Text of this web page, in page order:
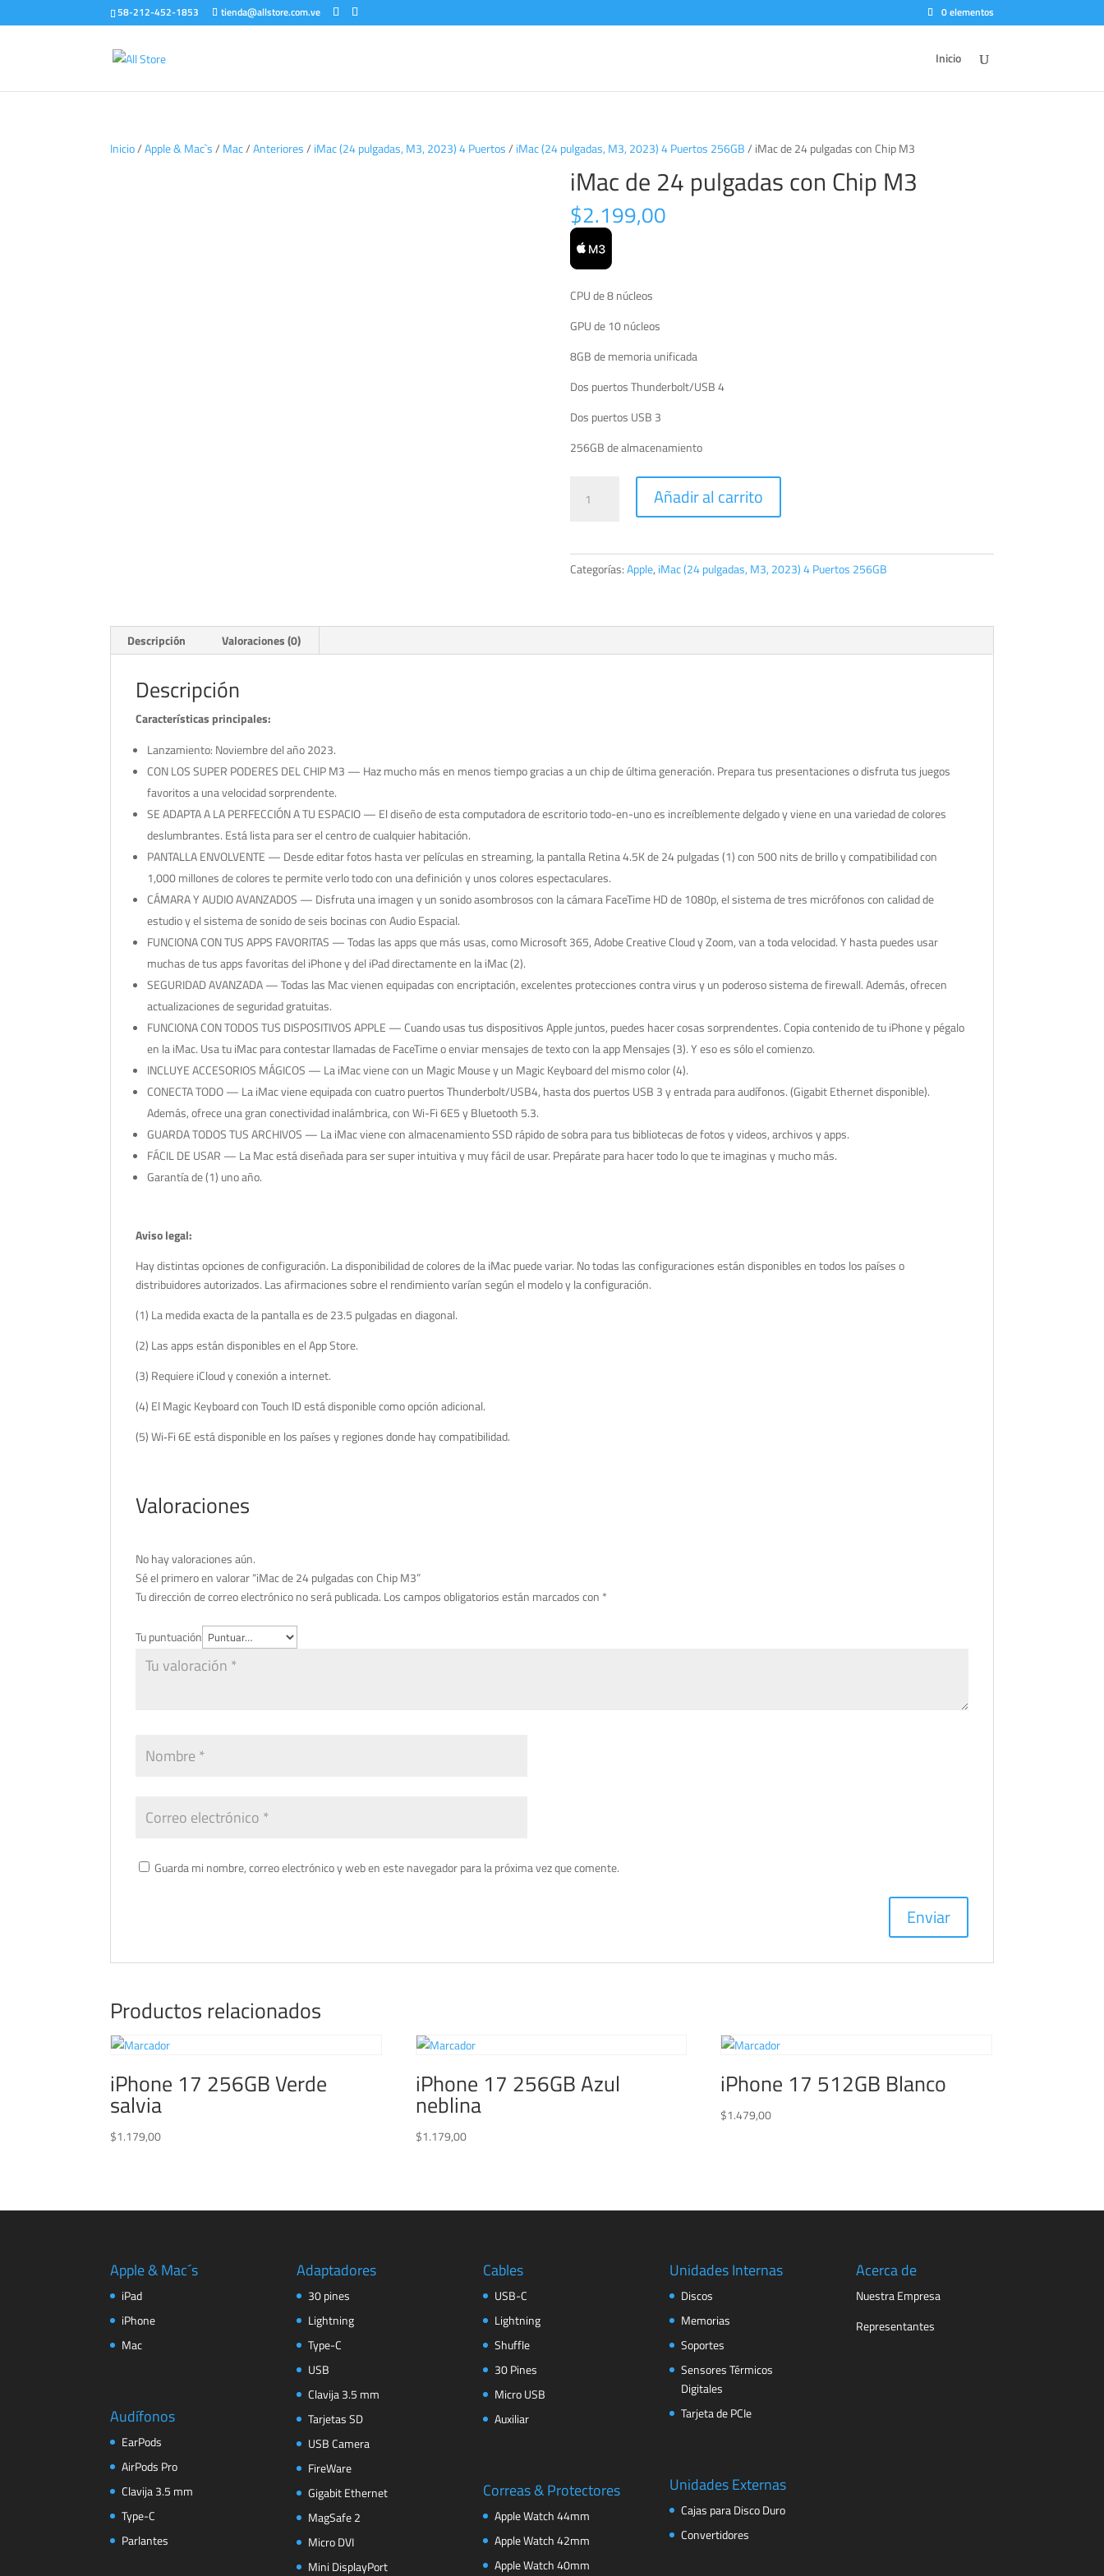
58-212-452-1853 tienda@allstore.com.ve 0 elementos
Inicio
Inicio/Apple & Mac`s/ Mac/Anteriores/ iMac (24 pulgadas, M3, 2023) 4 Puertos/ iMac (24 pulgadas, M3, 2023) 4 Puertos 256GB/ iMac de 24 pulgadas con Chip M3
iMac de 24 pulgadas con Chip M3
$2.199,00
CPU de 8 núcleos
GPU de 10 núcleos
8GB de memoria unificada
Dos puertos Thunderbolt/USB 4
Dos puertos USB 3
256GB de almacenamiento
Añadir al carrito
Categorías:Apple, iMac (24 pulgadas, M3, 2023) 4 Puertos 256GB
Descripción Valoraciones (0)
Descripción
Características principales:
Lanzamiento: Noviembre del año 2023.
CON LOS SUPER PODERES DEL CHIP M3 — Haz mucho más en menos tiempo gracias a un chip de última generación. Prepara tus presentaciones o disfruta tus juegos
favoritos a una velocidad sorprendente.
SE ADAPTA A LA PERFECCIÓN A TU ESPACIO — El diseño de esta computadora de escritorio todo-en-uno es increíblemente delgado y viene en una variedad de colores
deslumbrantes. Está lista para ser el centro de cualquier habitación.
PANTALLA ENVOLVENTE — Desde editar fotos hasta ver películas en streaming, la pantalla Retina 4.5K de 24 pulgadas (1) con 500 nits de brillo y compatibilidad con
1,000 millones de colores te permite verlo todo con una definición y unos colores espectaculares.
CÁMARA Y AUDIO AVANZADOS — Disfruta una imagen y un sonido asombrosos con la cámara FaceTime HD de 1080p, el sistema de tres micrófonos con calidad de
estudio y el sistema de sonido de seis bocinas con Audio Espacial.
FUNCIONA CON TUS APPS FAVORITAS — Todas las apps que más usas, como Microsoft 365, Adobe Creative Cloud y Zoom, van a toda velocidad. Y hasta puedes usar
muchas de tus apps favoritas del iPhone y del iPad directamente en la iMac (2).
SEGURIDAD AVANZADA — Todas las Mac vienen equipadas con encriptación, excelentes protecciones contra virus y un poderoso sistema de firewall. Además, ofrecen
actualizaciones de seguridad gratuitas.
FUNCIONA CON TODOS TUS DISPOSITIVOS APPLE — Cuando usas tus dispositivos Apple juntos, puedes hacer cosas sorprendentes. Copia contenido de tu iPhone y pégalo
en la iMac. Usa tu iMac para contestar llamadas de FaceTime o enviar mensajes de texto con la app Mensajes (3). Y eso es sólo el comienzo.
INCLUYE ACCESORIOS MÁGICOS — La iMac viene con un Magic Mouse y un Magic Keyboard del mismo color (4).
CONECTA TODO — La iMac viene equipada con cuatro puertos Thunderbolt/USB4, hasta dos puertos USB 3 y entrada para audífonos. (Gigabit Ethernet disponible).
Además, ofrece una gran conectividad inalámbrica, con Wi-Fi 6E5 y Bluetooth 5.3.
GUARDA TODOS TUS ARCHIVOS — La iMac viene con almacenamiento SSD rápido de sobra para tus bibliotecas de fotos y videos, archivos y apps.
FÁCIL DE USAR — La Mac está diseñada para ser super intuitiva y muy fácil de usar. Prepárate para hacer todo lo que te imaginas y mucho más.
Garantía de (1) uno año.
Aviso legal:
Hay distintas opciones de configuración. La disponibilidad de colores de la iMac puede variar. No todas las configuraciones están disponibles en todos los países o
distribuidores autorizados. Las afirmaciones sobre el rendimiento varían según el modelo y la configuración.
(1) La medida exacta de la pantalla es de 23.5 pulgadas en diagonal.
(2) Las apps están disponibles en el App Store.
(3) Requiere iCloud y conexión a internet.
(4) El Magic Keyboard con Touch ID está disponible como opción adicional.
(5) Wi‐Fi 6E está disponible en los países y regiones donde hay compatibilidad.
Valoraciones
No hay valoraciones aún.
Sé el primero en valorar “iMac de 24 pulgadas con Chip M3”
Tu dirección de correo electrónico no será publicada. Los campos obligatorios están marcados con *
Tu puntuación
Guarda mi nombre, correo electrónico y web en este navegador para la próxima vez que comente.
Productos relacionados
iPhone 17 256GB Verde
salvia
$1.179,00
iPhone 17 256GB Azul
neblina
$1.179,00
iPhone 17 512GB Blanco
$1.479,00
Apple & Mac´s
iPad
iPhone
Mac
Audífonos
EarPods
AirPods Pro
Clavija 3.5 mm
Type-C
Parlantes
Adaptadores
30 pines
Lightning
Type-C
USB
Clavija 3.5 mm
Tarjetas SD
USB Camera
FireWare
Gigabit Ethernet
MagSafe 2
Micro DVI
Mini DisplayPort
Cables
USB-C
Lightning
Shuffle
30 Pines
Micro USB
Auxiliar
Correas & Protectores
Apple Watch 44mm
Apple Watch 42mm
Apple Watch 40mm
Unidades Internas
Discos
Memorias
Soportes
Sensores Térmicos
Digitales
Tarjeta de PCIe
Unidades Externas
Cajas para Disco Duro
Convertidores
Acerca de
Nuestra Empresa
Representantes